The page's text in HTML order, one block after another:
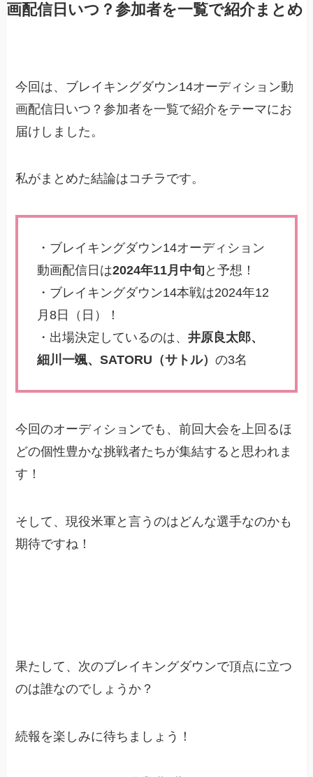
画配信日いつ？参加者を一覧で紹介まとめ
今回は、ブレイキングダウン14オーディション動
画配信日いつ？参加者を一覧で紹介をテーマにお
届けしました。
私がまとめた結論はコチラです。
・ブレイキングダウン14オーディション
動画配信日は2024年11月中旬 と予想！
・ブレイキングダウン14本戦は2024年12
月8日（日）！
・出場決定しているのは、井原良太郎、
細川一颯、SATORU（サトル）の3名
今回のオーディションでも、前回大会を上回るほ
どの個性豊かな挑戦者たちが集結すると思われま
す！
そして、現役米軍と言うのはどんな選手なのかも
期待ですね！
果たして、次のブレイキングダウンで頂点に立つ
のは誰なのでしょうか？
続報を楽しみに待ちましょう！